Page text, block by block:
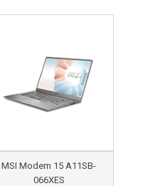
MSI Modern 15 A11SB-
066XES